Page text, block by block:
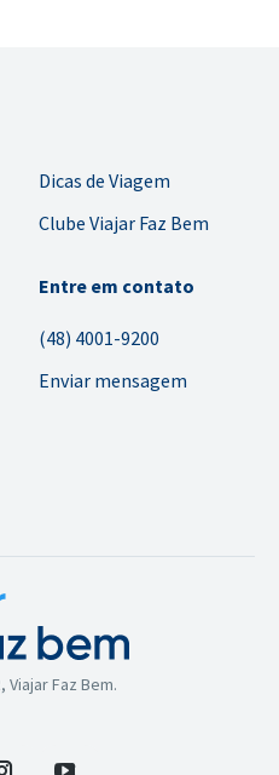
Dicas de Viagem
Clube Viajar Faz Bem
Entre em contato
(48) 4001-9200
Enviar mensagem
Viajar Faz Bem.